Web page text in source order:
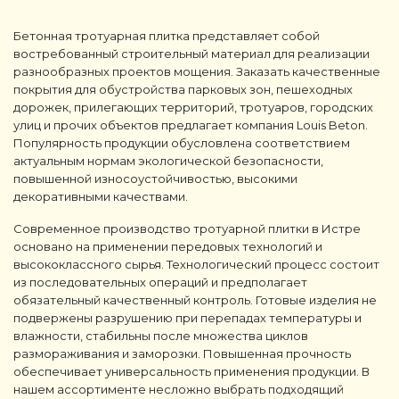
Бетонная тротуарная плитка представляет собой
востребованный строительный материал для реализации
разнообразных проектов мощения. Заказать качественные
покрытия для обустройства парковых зон, пешеходных
дорожек, прилегающих территорий, тротуаров, городских
улиц и прочих объектов предлагает компания Louis Beton.
Популярность продукции обусловлена соответствием
актуальным нормам экологической безопасности,
повышенной износоустойчивостью, высокими
декоративными качествами.
Современное производство тротуарной плитки в Истре
основано на применении передовых технологий и
высококлассного сырья. Технологический процесс состоит
из последовательных операций и предполагает
обязательный качественный контроль. Готовые изделия не
подвержены разрушению при перепадах температуры и
влажности, стабильны после множества циклов
размораживания и заморозки. Повышенная прочность
обеспечивает универсальность применения продукции. В
нашем ассортименте несложно выбрать подходящий